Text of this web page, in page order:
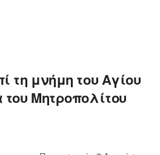
τη μνήμη του Αγίου
Μητροπολίτου